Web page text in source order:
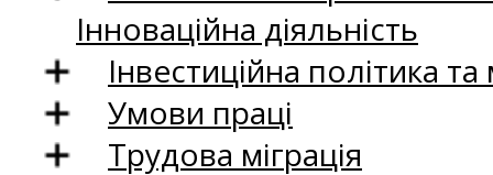
Інноваційна діяльність
Інвестиційна політика
Умови праці
Трудова міграція